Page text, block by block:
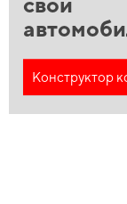
Конструктор